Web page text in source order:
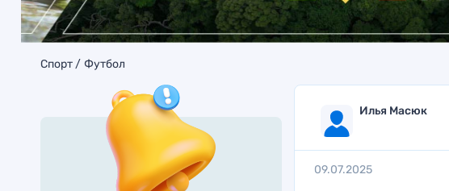
Спорт Футбол
Илья Масюк
09.07.2025